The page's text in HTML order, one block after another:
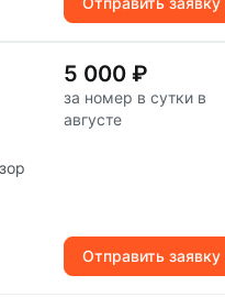
5 000 ₽
за номер в сутки в
августе
Отправить заявку